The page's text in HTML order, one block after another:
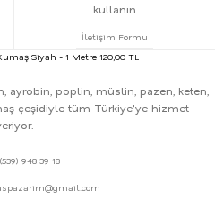
kullanın
İletişim Formu
ayrobin, poplin, müslin, pazen, keten,
çeşidiyle tüm Türkiye'ye hizmet
948 39 18